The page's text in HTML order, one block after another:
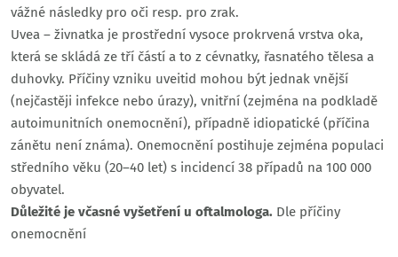
vážné následky pro oči resp. pro zrak.
Uvea – živnatka je prostřední vysoce prokrvená vrstva oka,
která se skládá ze tří částí a to z cévnatky, řasnatého tělesa a
duhovky. Příčiny vzniku uveitid mohou být jednak vnější
(nejčastěji infekce nebo úrazy), vnitřní (zejména na podkladě
autoimunitních onemocnění), případně idiopatické (příčina
zánětu není známa). Onemocnění postihuje zejména populaci
středního věku (20–40 let) s incidencí 38 případů na 100 000
obyvatel.
Důležité je včasné vyšetření u oftalmologa. Dle příčiny
onemocnění